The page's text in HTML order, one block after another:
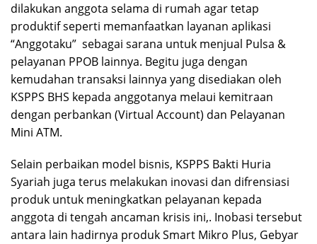
dilakukan anggota selama di rumah agar tetap
produktif seperti memanfaatkan layanan aplikasi
“Anggotaku” sebagai sarana untuk menjual Pulsa &
pelayanan PPOB lainnya. Begitu juga dengan
kemudahan transaksi lainnya yang disediakan oleh
KSPPS BHS kepada anggotanya melaui kemitraan
dengan perbankan (Virtual Account) dan Pelayanan
Mini ATM.
Selain perbaikan model bisnis, KSPPS Bakti Huria
Syariah juga terus melakukan inovasi dan difrensiasi
produk untuk meningkatkan pelayanan kepada
anggota di tengah ancaman krisis ini,. Inobasi tersebut
antara lain hadirnya produk Smart Mikro Plus, Gebyar